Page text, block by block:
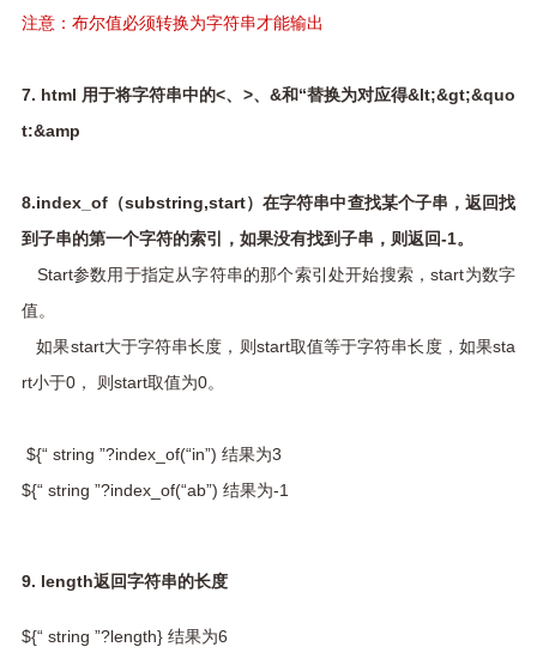
注意：布尔值必须转换为字符串才能输出
7. html 用于将字符串中的<、>、&和“替换为对应得&lt;&gt;&quo
t:&amp
8.index_of（substring,start）在字符串中查找某个子串，返回找
到子串的第一个字符的索引，如果没有找到子串，则返回-1。
Start参数用于指定从字符串的那个索引处开始搜索，start为数字
值。
如果start大于字符串长度，则start取值等于字符串长度，如果sta
rt小于0， 则start取值为0。
${“ string ”?index_of(“in”) 结果为3
${“ string ”?index_of(“ab”) 结果为-1
9. length返回字符串的长度
${“ string ”?length} 结果为6